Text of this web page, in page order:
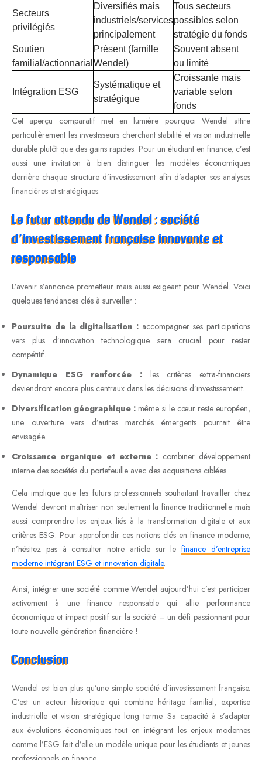
Secteurs
privilégiés
Diversifiés mais
industriels/services
principalement
Tous secteurs
possibles selon
stratégie du fonds
Soutien
familial/actionnarial
Présent (famille
Wendel)
Souvent absent
ou limité
Intégration ESG
Systématique et
stratégique
Croissante mais
variable selon
fonds
Cet aperçu comparatif met en lumière pourquoi Wendel attire
particulièrement les investisseurs cherchant stabilité et vision industrielle
durable plutôt que des gains rapides. Pour un étudiant en finance, c’est
aussi une invitation à bien distinguer les modèles économiques
derrière chaque structure d’investissement afin d’adapter ses analyses
financières et stratégiques.
Le futur attendu de Wendel : société
d’investissement française innovante et
responsable
L’avenir s’annonce prometteur mais aussi exigeant pour Wendel. Voici
quelques tendances clés à surveiller :
Poursuite de la digitalisation :accompagner ses participations
vers plus d’innovation technologique sera crucial pour rester
compétitif.
Dynamique ESG renforcée : les critères extra-financiers
deviendront encore plus centraux dans les décisions d’investissement.
Diversification géographique : même si le cœur reste européen,
une ouverture vers d’autres marchés émergents pourrait être
envisagée.
Croissance organique et externe : combiner développement
interne des sociétés du portefeuille avec des acquisitions ciblées.
Cela implique que les futurs professionnels souhaitant travailler chez
Wendel devront maîtriser non seulement la finance traditionnelle mais
aussi comprendre les enjeux liés à la transformation digitale et aux
critères ESG. Pour approfondir ces notions clés en finance moderne,
n’hésitez pas à consulter notre article sur lefinance d’entreprise
moderne intégrant ESG et innovation digitale.
Ainsi, intégrer une société comme Wendel aujourd’hui c’est participer
activement à une finance responsable qui allie performance
économique et impact positif sur la société – un défi passionnant pour
toute nouvelle génération financière !
Conclusion
Wendel est bien plus qu’une simple société d’investissement française.
C’est un acteur historique qui combine héritage familial, expertise
industrielle et vision stratégique long terme. Sa capacité à s’adapter
aux évolutions économiques tout en intégrant les enjeux modernes
comme l’ESG fait d’elle un modèle unique pour les étudiants et jeunes